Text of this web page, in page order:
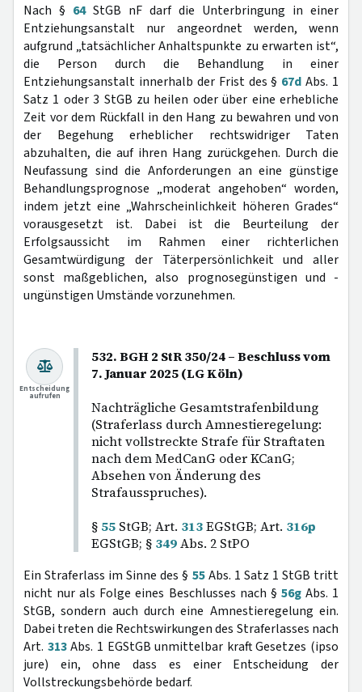
Nach § 64StGB nF darf die Unterbringung in einer
Entziehungsanstalt nur angeordnet werden, wenn
aufgrund „tatsächlicher Anhaltspunkte zu erwarten ist“,
die Person durch die Behandlung in einer
Entziehungsanstalt innerhalb der Frist des § 67d Abs. 1
Satz 1 oder 3 StGB zu heilen oder über eine erhebliche
Zeit vor dem Rückfall in den Hang zu bewahren und von
der Begehung erheblicher rechtswidriger Taten
abzuhalten, die auf ihren Hang zurückgehen. Durch die
Neufassung sind die Anforderungen an eine günstige
Behandlungsprognose „moderat angehoben“ worden,
indem jetzt eine „Wahrscheinlichkeit höheren Grades“
vorausgesetzt ist. Dabei ist die Beurteilung der
Erfolgsaussicht im Rahmen einer richterlichen
Gesamtwürdigung der Täterpersönlichkeit und aller
sonst maßgeblichen, also prognosegünstigen und -
ungünstigen Umstände vorzunehmen.
532. BGH 2 StR 350/24 – Beschluss vom
7. Januar 2025 (LG Köln)
Nachträgliche Gesamtstrafenbildung
(Straferlass durch Amnestieregelung:
nicht vollstreckte Strafe für Straftaten
nach dem MedCanG oder KCanG;
Absehen von Änderung des
Strafausspruches).
§ 55 StGB; Art. 313EGStGB; Art. 316p
EGStGB; § 349Abs. 2 StPO
Entscheidung
aufrufen
Ein Straferlass im Sinne des § 55Abs. 1 Satz 1 StGB tritt
nicht nur als Folge eines Beschlusses nach § 56gAbs. 1
StGB, sondern auch durch eine Amnestieregelung ein.
Dabei treten die Rechtswirkungen des Straferlasses nach
Art. 313Abs. 1 EGStGB unmittelbar kraft Gesetzes (ipso
jure) ein, ohne dass es einer Entscheidung der
Vollstreckungsbehörde bedarf.